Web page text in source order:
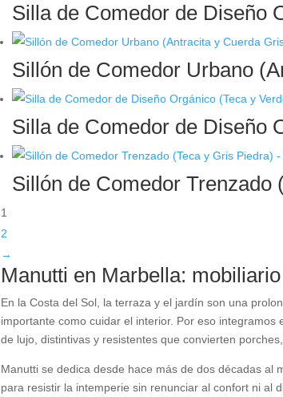
Silla de Comedor de Diseño
Sillón de Comedor Urbano
Silla de Comedor de Diseño
Sillón de Comedor Trenzado
1
2
→
Manutti en Marbella:
En la Costa del Sol, la terraza y el jardín son una
importante como cuidar el interior. Por eso
de lujo, distintivas y resistentes que convierten
Manutti se dedica desde hace más de dos décadas al
para resistir la intemperie sin renunciar al confort ni al